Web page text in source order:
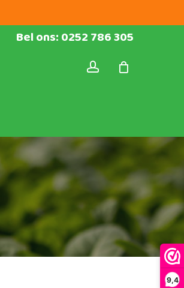
9,4
Bel ons: 0252 786 305